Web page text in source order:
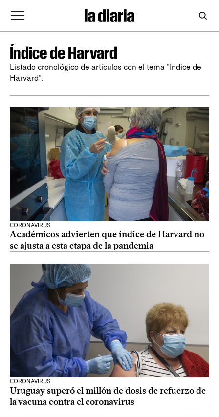
Índice de Harvard
Listado cronológico de artículos con el tema "Índice de
Harvard".
CORONAVIRUS
Académicos advierten que índice de Harvard no
se ajusta a esta etapa de la pandemia
CORONAVIRUS
Uruguay superó el millón de dosis de refuerzo de
la vacuna contra el coronavirus